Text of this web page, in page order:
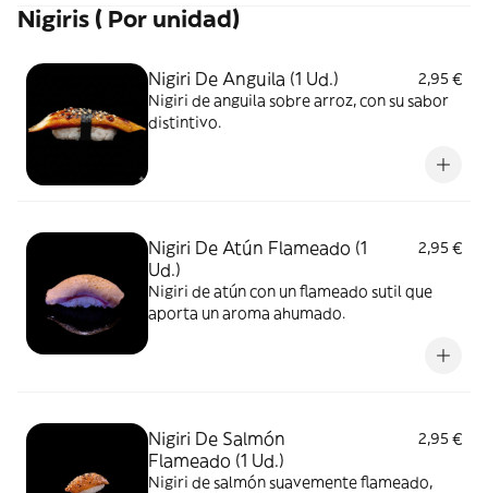
Nigiris ( Por unidad)
Nigiri De Anguila (1 Ud.)
2,95 €
Nigiri de anguila sobre arroz, con su sabor
distintivo.
Nigiri De Atún Flameado (1
Ud.)
2,95 €
Nigiri de atún con un flameado sutil que
aporta un aroma ahumado.
Nigiri De Salmón
Flameado (1 Ud.)
2,95 €
Nigiri de salmón suavemente flameado,